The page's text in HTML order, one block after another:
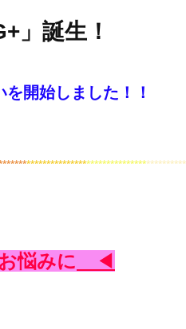
」誕生！
開始しました！！
******************************
悩みに ◀